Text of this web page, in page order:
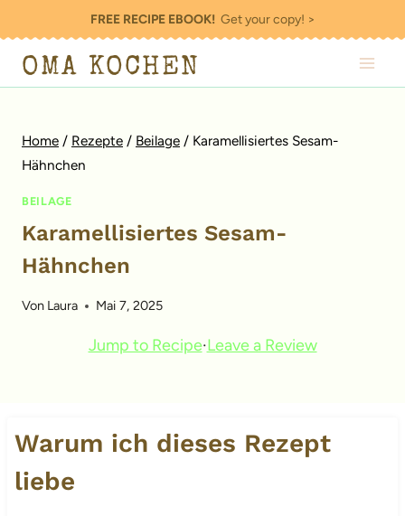
Inhalt
springen
FREE RECIPE EBOOK!Get your copy! >
OMA KOCHEN
Home / Rezepte / Beilage / Karamellisiertes Sesam-
Hähnchen
BEILAGE
Karamellisiertes Sesam-
Hähnchen
Von Laura Mai 7, 2025
Jump to Recipe·Leave a Review
Warum ich dieses Rezept
liebe